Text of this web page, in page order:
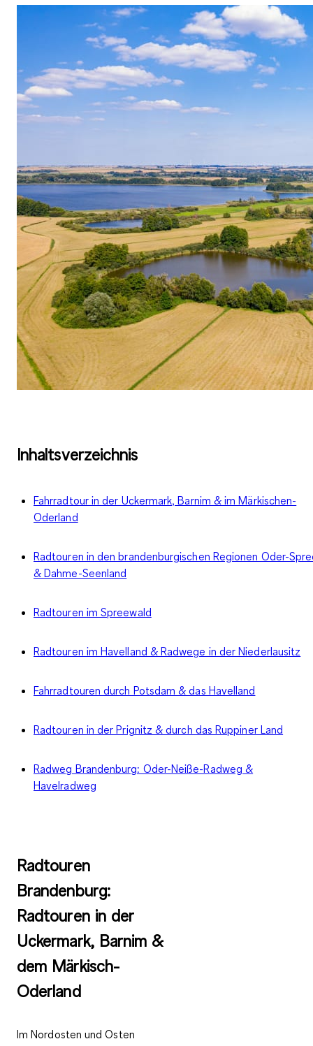
Inhaltsverzeichnis
Fahrradtour in der Uckermark, Barnim & im Märkischen-
Oderland
Radtouren in den brandenburgischen Regionen Oder-
& Dahme-Seenland
Radtouren im Spreewald
Radtouren im Havelland & Radwege in der Niederlausitz
Fahrradtouren durch Potsdam & das Havelland
Radtouren in der Prignitz & durch das Ruppiner Land
Radweg Brandenburg: Oder-Neiße-Radweg &
Havelradweg
Radtouren
Brandenburg:
Radtouren in der
Uckermark, Barnim &
dem Märkisch-
Oderland
Im Nordosten und Osten